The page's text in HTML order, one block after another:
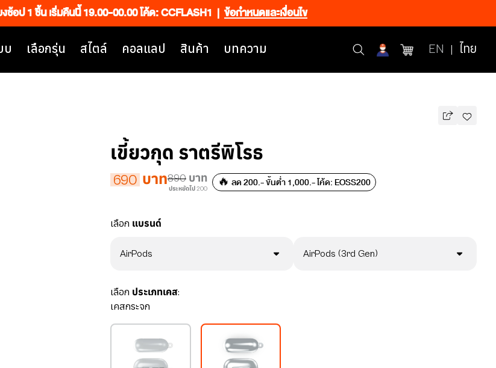
งช้อป 1 ชิ้น เริ่มคืนนี้ 19.00-00.00 โค้ด: CCFLASH1 | ข้อกำหนดและเงื่อนไข
บ เลือกรุ่น สไตล์ คอลแลป สินค้า บทความ EN ไทย
เขี้ยวกุด ราตรีพิโรธ
690 บาท890 บาท
ประหยัดไป 200 🔥 ลด 200.- ขั้นต่ำ 1,000.- โค้ด: EOSS200
เลือก แบรนด์
AirPods AirPods (3rd Gen)
เลือก ประเภทเคส:
เคสกระจก